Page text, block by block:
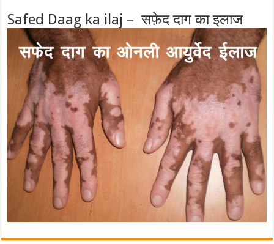
Safed Daag ka ilaj – सफ़ेद दाग का इलाज